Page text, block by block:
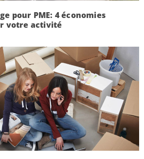
pour PME: 4 économies
votre activité